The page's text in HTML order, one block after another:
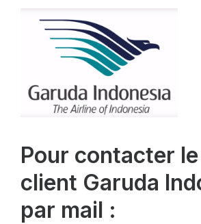
Pour contacter
client Garuda
par mail :